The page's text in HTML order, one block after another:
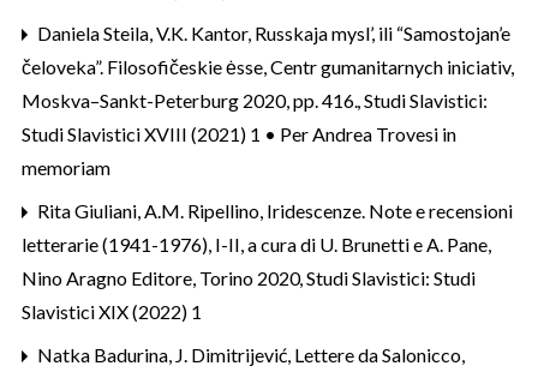
Daniela Steila,V.K. Kantor, Russkaja mysl’, ili “Samostojan’e
čeloveka”. Filosofičeskie ėsse, Centr gumanitarnych iniciativ,
Moskva–Sankt-Peterburg 2020, pp. 416.,Studi Slavistici:
Studi Slavistici XVIII (2021) 1 • Per Andrea Trovesi in
memoriam
Rita Giuliani,A.M. Ripellino, Iridescenze. Note e recensioni
letterarie (1941-1976), I-II, a cura di U. Brunetti e A. Pane,
Nino Aragno Editore, Torino 2020,Studi Slavistici: Studi
Slavistici XIX (2022) 1
Natka Badurina, J. Dimitrijević, Lettere da Salonicco,